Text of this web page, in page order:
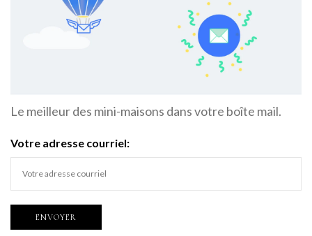
Le meilleur des mini-maisons dans votre boîte mail.
Votre adresse courriel: